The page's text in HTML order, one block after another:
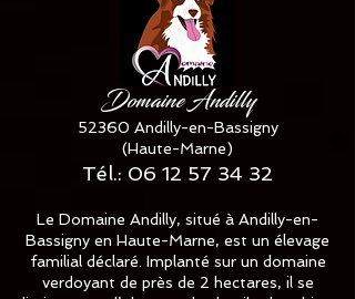
Domaine Andilly
52360 Andilly-en-Bassigny
(Haute-Marne)
Tél.: 06 12 57 34 32
Le Domaine Andilly, situé à Andilly-en-
Bassigny en Haute-Marne, est un élevage
familial déclaré. Implanté sur un domaine
verdoyant de près de 2 hectares, il se